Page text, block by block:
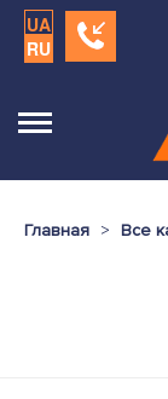
UA
RU
Главная Все